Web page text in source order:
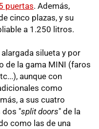
puertas. Además,
cinco plazas, y su
a 1.250 litros.
silueta y por
de la gama MINI (faros
aunque con
como
a sus cuatro
dos "split doors" de la
como las de una